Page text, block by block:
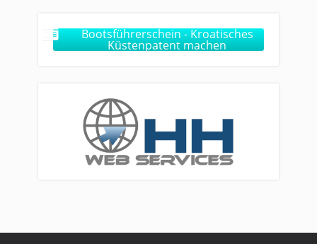
Bootsführerschein - Kroatisches
Küstenpatent machen